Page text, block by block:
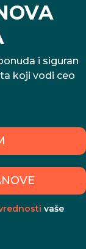
i siguran
koji vodi ceo
vaše